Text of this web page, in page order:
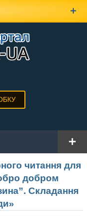
читання для
добром
Складання